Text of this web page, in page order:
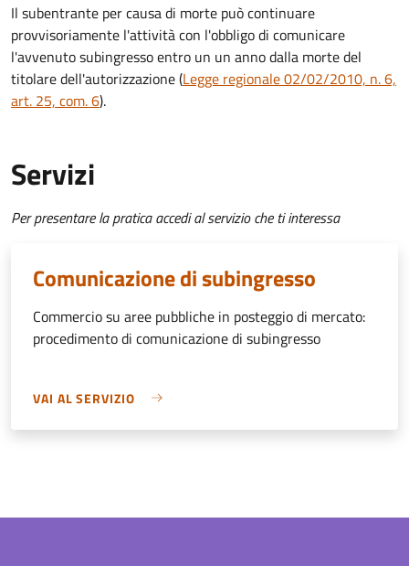
Il subentrante per causa di morte può continuare
provvisoriamente l'attività con l'obbligo di comunicare
l'avvenuto subingresso entro un un anno dalla morte del
titolare dell'autorizzazione (Legge regionale 02/02/2010, n. 6,
art. 25, com. 6).
Servizi
Per presentare la pratica accedi al servizio che ti interessa
Comunicazione di subingresso
Commercio su aree pubbliche in posteggio di mercato:
procedimento di comunicazione di subingresso
VAI AL SERVIZIO